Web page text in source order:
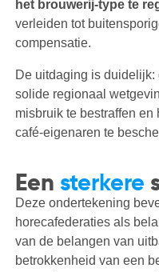
het brouwerij-type te
verleiden tot
compensatie.
De uitdaging is
solide regionaal
misbruik te bestraffen
café-eigenaren te
Een sterkere
Deze ondertekening
horecafederaties als
van de belangen van
betrokkenheid van een